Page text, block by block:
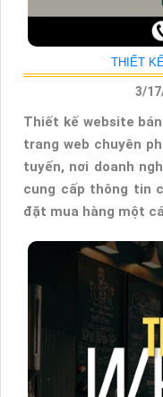
THIẾT
3/
Thiết kế website
trang web chuyên
tuyến, nơi doanh
cung cấp thông tin
đặt mua hàng một